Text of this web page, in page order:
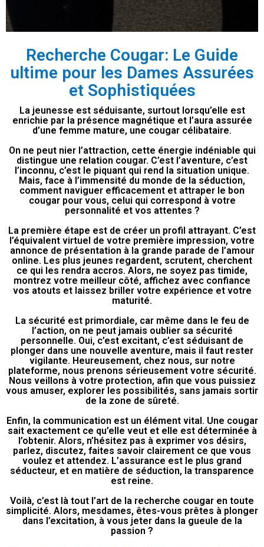
Recherche Cougar: Le Guide
ultime pour les Dames Assurées
et Sophistiquées
La jeunesse est séduisante, surtout lorsqu’elle est
enrichie par la présence magnétique et l’aura assurée
d’une femme mature, une cougar célibataire.
On ne peut nier l’attraction, cette énergie indéniable qui
distingue une relation cougar. C’est l’aventure, c’est
l’inconnu, c’est le piquant qui rend la situation unique.
Mais, face à l’immensité du monde de la séduction,
comment naviguer efficacement et attraper le bon
cougar pour vous, celui qui correspond à votre
personnalité et vos attentes ?
La première étape est de créer un profil attrayant. C’est
l’équivalent virtuel de votre première impression, votre
annonce de présentation à la grande parade de l’amour
online. Les plus jeunes regardent, scrutent, cherchent
ce qui les rendra accros. Alors, ne soyez pas timide,
montrez votre meilleur côté, affichez avec confiance
vos atouts et laissez briller votre expérience et votre
maturité.
La sécurité est primordiale, car même dans le feu de
l’action, on ne peut jamais oublier sa sécurité
personnelle. Oui, c’est excitant, c’est séduisant de
plonger dans une nouvelle aventure, mais il faut rester
vigilante. Heureusement, chez nous, sur notre
plateforme, nous prenons sérieusement votre sécurité.
Nous veillons à votre protection, afin que vous puissiez
vous amuser, explorer les possibilités, sans jamais sortir
de la zone de sûreté.
Enfin, la communication est un élément vital. Une cougar
sait exactement ce qu’elle veut et elle est déterminée à
l’obtenir. Alors, n’hésitez pas à exprimer vos désirs,
parlez, discutez, faites savoir clairement ce que vous
voulez et attendez. L’assurance est le plus grand
séducteur, et en matière de séduction, la transparence
est reine.
Voilà, c’est là tout l’art de la recherche cougar en toute
simplicité. Alors, mesdames, êtes-vous prêtes à plonger
dans l’excitation, à vous jeter dans la gueule de la
passion ?